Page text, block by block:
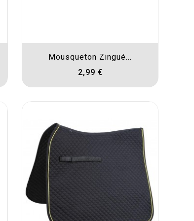
Mousqueton Zingué...
2,99 €